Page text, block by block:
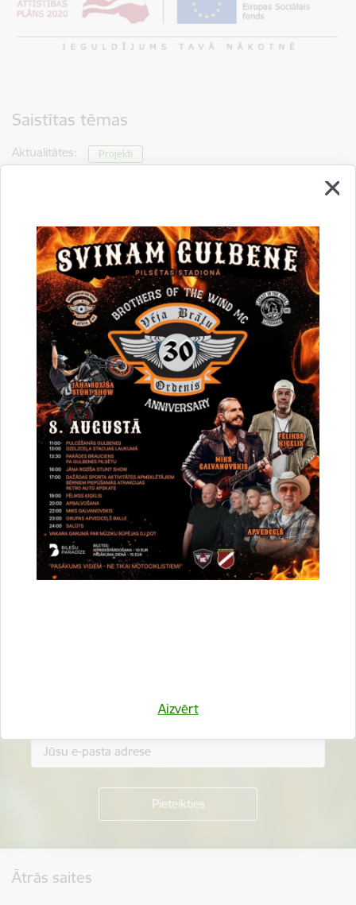
Aizvērt
Saistītas tēmas
Aktualitātes: Projekti
Drukāt lapu
Dalīties
Vai šī informācija bija noderīga?
Piesakies jaunumu saņemšanai savā e-pastā.
Ātrās saites